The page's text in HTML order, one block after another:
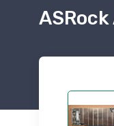
ASRock